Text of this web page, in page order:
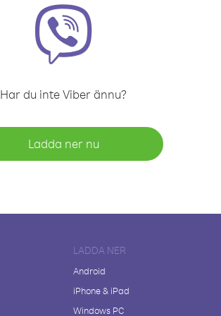
Har du inte Viber ännu?
Ladda ner nu
LADDA NER
Android
iPhone & iPad
Windows PC